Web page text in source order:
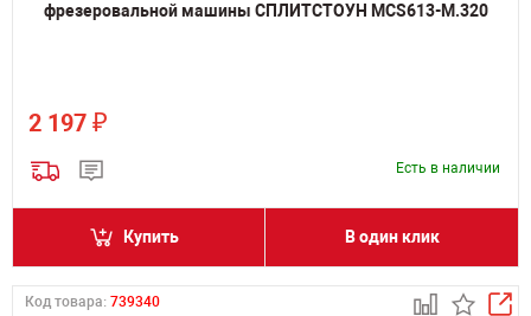
фрезеровальной машины СПЛИТСТОУН MCS613-M.320
2 197 ₽
Есть в наличии
Купить В один клик
Код товара: 739340